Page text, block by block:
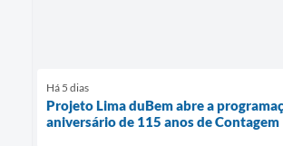
Há 5 dias
Projeto Lima duBem abre a
aniversário de 115 anos de Contagem